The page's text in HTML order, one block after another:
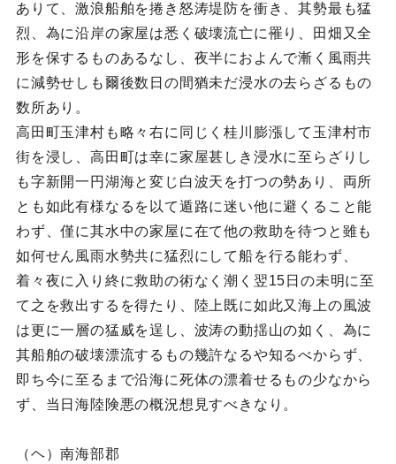
ありて、激浪船舶を捲き怒涛堤防を衝き、其勢最も猛
烈、為に沿岸の家屋は悉く破壊流亡に罹り、田畑又全
形を保するものあるなし、夜半におよんで漸く風雨共
に減勢せしも爾後数日の間猶未だ浸水の去らざるもの
数所あり。
高田町玉津村も略々右に同じく桂川膨漲して玉津村市
街を浸し、高田町は幸に家屋甚しき浸水に至らざりし
も字新開一円湖海と変じ白波天を打つの勢あり、両所
とも如此有様なるを以て遁路に迷い他に避くること能
わず、僅に其水中の家屋に在て他の救助を待つと雖も
如何せん風雨水勢共に猛烈にして船を行る能わず、
着々夜に入り終に救助の術なく潮く翌15日の未明に至
て之を救出するを得たり、陸上既に如此又海上の風波
は更に一層の猛威を逞し、波涛の動揺山の如く、為に
其船舶の破壊漂流するもの幾許なるや知るべからず、
即ち今に至るまで沿海に死体の漂着せるもの少なから
ず、当日海陸険悪の概況想見すべきなり。
（ヘ）南海部郡